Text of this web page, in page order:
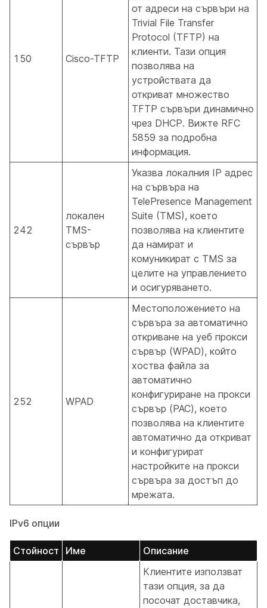
150 Cisco-TFTP
от адреси на сървъри на
Trivial File Transfer
Protocol (TFTP) на
клиенти. Тази опция
позволява на
устройствата да
откриват множество
TFTP сървъри динамично
чрез DHCP. Вижте RFC
5859 за подробна
информация.
242
локален
TMS-
сървър
Указва локалния IP адрес
на сървъра на
TelePresence Management
Suite (TMS), което
позволява на клиентите
да намират и
комуникират с TMS за
целите на управлението
и осигуряването.
252 WPAD
Местоположението на
сървъра за автоматично
откриване на уеб прокси
сървър (WPAD), който
хоства файла за
автоматично
конфигуриране на прокси
сървър (PAC), което
позволява на клиентите
автоматично да откриват
и конфигурират
настройките на прокси
сървъра за достъп до
мрежата.
IPv6 опции
Стойност Име
Описание
Клиентите използват
тази опция, за да
посочат доставчика,